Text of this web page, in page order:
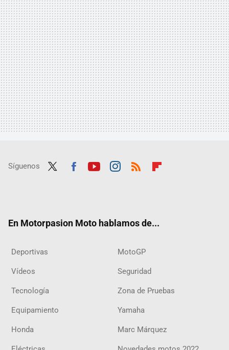
Síguenos
En Motorpasion Moto hablamos de...
Deportivas MotoGP
Vídeos Seguridad
Tecnología Zona de Pruebas
Equipamiento Yamaha
Honda Marc Márquez